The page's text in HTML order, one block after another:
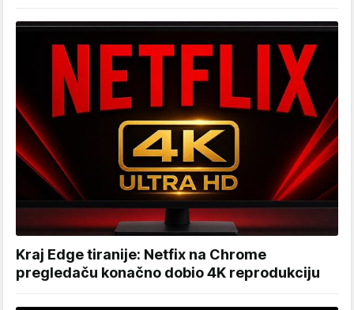
Kraj Edge tiranije: Netfix na Chrome
pregledaču konačno dobio 4K reprodukciju